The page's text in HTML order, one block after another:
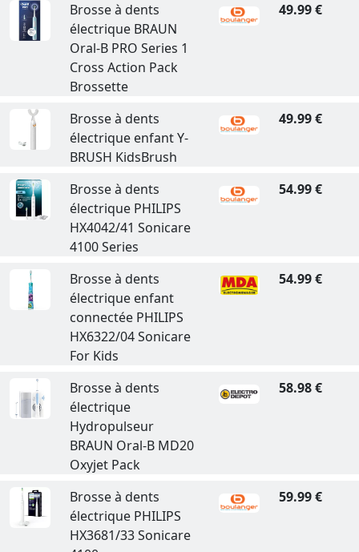
Brosse à dents
électrique BRAUN
Oral-B PRO Series 1
Cross Action Pack
Brossette
49.99 €
Brosse à dents
électrique enfant Y-
BRUSH KidsBrush
49.99 €
Brosse à dents
électrique PHILIPS
HX4042/41 Sonicare
4100 Series
54.99 €
Brosse à dents
électrique enfant
connectée PHILIPS
HX6322/04 Sonicare
For Kids
54.99 €
Brosse à dents
électrique
Hydropulseur
BRAUN Oral-B MD20
Oxyjet Pack
58.98 €
Brosse à dents
électrique PHILIPS
HX3681/33 Sonicare
59.99 €